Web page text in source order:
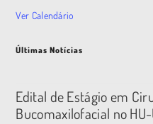
Ver Calendário
Últimas Notícias
Edital de Estágio em
Bucomaxilofacial no HU-